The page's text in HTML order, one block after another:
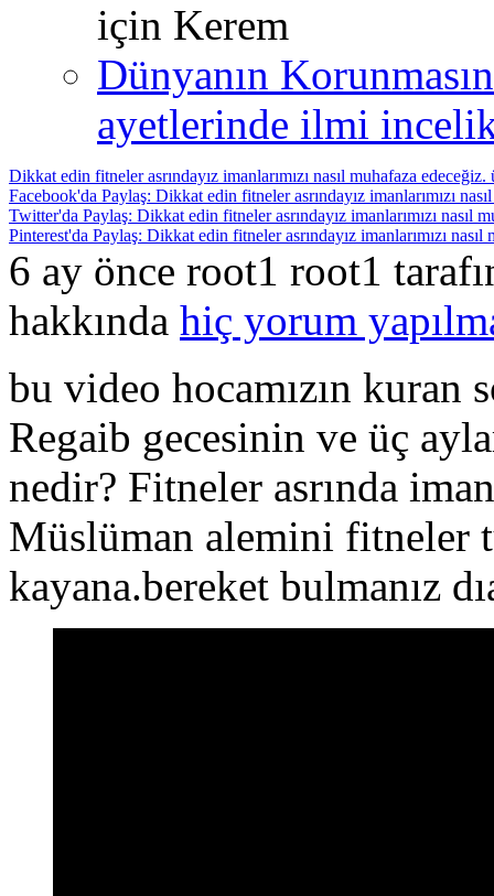
için Kerem
Dünyanın
ayetlerinde ilmi
Dikkat edin fitneler asrındayız imanlarımızı nasıl muhafaza
Facebook'da Paylaş: Dikkat edin fitneler asrındayız imanlarımızı
Twitter'da Paylaş: Dikkat edin fitneler asrındayız imanlarımızı nasıl
Pinterest'da Paylaş: Dikkat edin fitneler asrındayız imanlarımızı
6 ay önce root1 root1
hakkında hiç yorum
bu video hocamızın kuran
Regaib gecesinin ve üç
nedir? Fitneler asrında
Müslüman alemini fitneler
kayana.bereket bulmanız